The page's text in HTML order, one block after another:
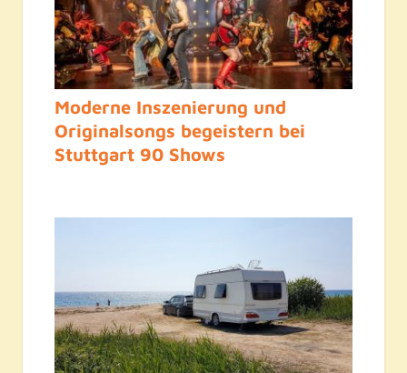
Moderne Inszenierung und
Originalsongs begeistern bei
Stuttgart 90 Shows